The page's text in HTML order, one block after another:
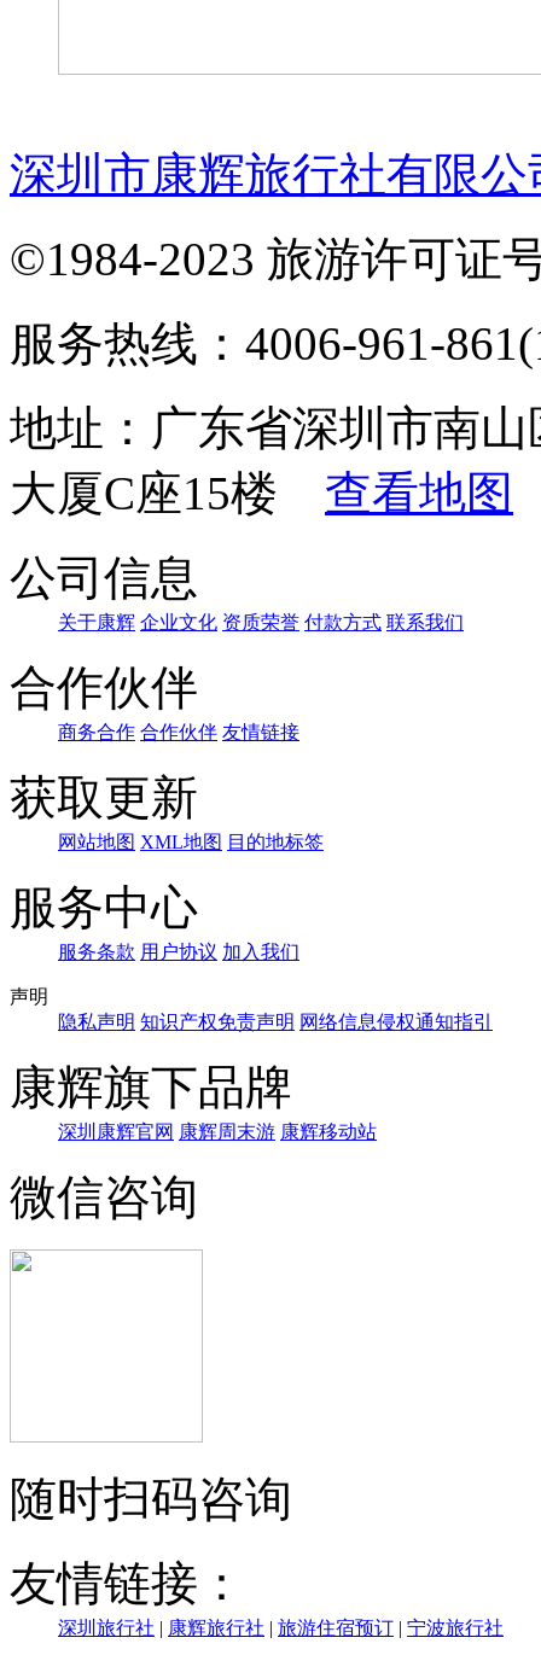
深圳市康辉旅行社有限
©1984-2023 旅游许可证
服务热线：4006-961-
地址：广东省深圳市南
大厦C座15楼 查看地图
公司信息
关于康辉 企业文化 资质荣誉 付款方式 联系我们
合作伙伴
商务合作 合作伙伴 友情链接
获取更新
网站地图 XML地图 目的地标签
服务中心
服务条款 用户协议 加入我们
声明
隐私声明 知识产权免责声明 网络信息侵权通知指引
康辉旗下品牌
深圳康辉官网 康辉周末游 康辉移动站
微信咨询
随时扫码咨询
友情链接：
深圳旅行社 | 康辉旅行社 | 旅游住宿预订 | 宁波旅行社